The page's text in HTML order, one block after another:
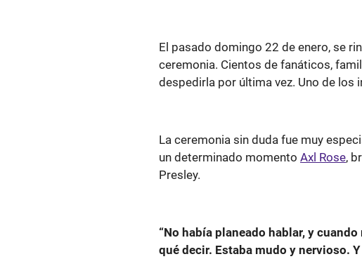
El pasado domingo 22 de enero, se
ceremonia. Cientos de fanáticos,
despedirla por última vez. Uno de los
La ceremonia sin duda fue muy
un determinado momento Axl Rose,
Presley.
“No había planeado hablar, y
qué decir. Estaba mudo y nervioso.